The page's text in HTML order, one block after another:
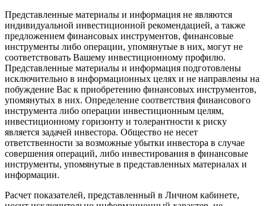
Представленные материалы и информация не являются
индивидуальной инвестиционной рекомендацией, а также
предложением финансовых инструментов, финансовые
инструменты либо операции, упомянутые в них, могут не
соответствовать Вашему инвестиционному профилю.
Представленные материалы и информация подготовлены
исключительно в информационных целях и не направлены на
побуждение Вас к приобретению финансовых инструментов,
упомянутых в них. Определение соответствия финансового
инструмента либо операции инвестиционным целям,
инвестиционному горизонту и толерантности к риску
является задачей инвестора. Общество не несет
ответственности за возможные убытки инвестора в случае
совершения операций, либо инвестирования в финансовые
инструменты, упомянутые в представленных материалах и
информации.
Расчет показателей, представленный в Личном кабинете,